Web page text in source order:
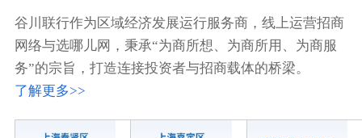
谷川联行作为区域经济发展运行服务商，线上运营招商
网络与选哪儿网，秉承“为商所想、为商所用、为商服
务”的宗旨，打造连接投资者与招商载体的桥梁。
了解更多>>